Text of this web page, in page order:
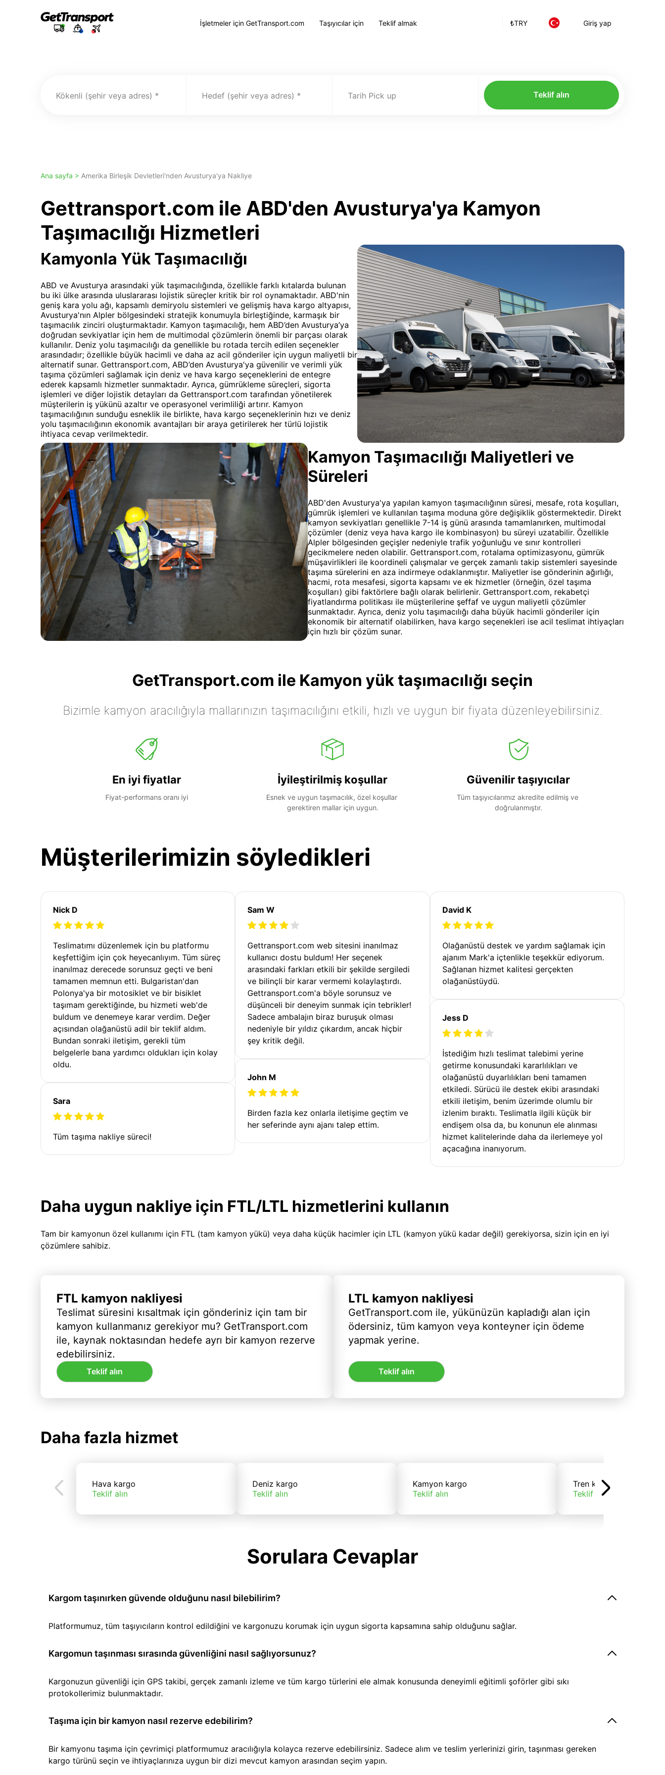
₺TRY Giriş yap
İşletmeler için GetTransport.com Taşıyıcılar için Teklif almak
Kökenli (şehir veya adres) Hedef (şehir veya adres) Tarih Pick up Teklif alın
Ana sayfa > Amerika Birleşik Devletleri'nden Avusturya'ya Nakliye
Gettransport.com ile ABD'den Avusturya'ya Kamyon
Taşımacılığı Hizmetleri
Kamyonla Yük Taşımacılığı
ABD ve Avusturya arasındaki yük taşımacılığında, özellikle farklı kıtalarda bulunan
bu iki ülke arasında uluslararası lojistik süreçler kritik bir rol oynamaktadır. ABD'nin
geniş kara yolu ağı, kapsamlı demiryolu sistemleri ve gelişmiş hava kargo altyapısı,
Avusturya'nın Alpler bölgesindeki stratejik konumuyla birleştiğinde, karmaşık bir
taşımacılık zinciri oluşturmaktadır. Kamyon taşımacılığı, hem ABD’den Avusturya’ya
doğrudan sevkiyatlar için hem de multimodal çözümlerin önemli bir parçası olarak
kullanılır. Deniz yolu taşımacılığı da genellikle bu rotada tercih edilen seçenekler
arasındadır; özellikle büyük hacimli ve daha az acil gönderiler için uygun maliyetli bir
alternatif sunar. Gettransport.com, ABD’den Avusturya'ya güvenilir ve verimli yük
taşıma çözümleri sağlamak için deniz ve hava kargo seçeneklerini de entegre
ederek kapsamlı hizmetler sunmaktadır. Ayrıca, gümrükleme süreçleri, sigorta
işlemleri ve diğer lojistik detayları da Gettransport.com tarafından yönetilerek
müşterilerin iş yükünü azaltır ve operasyonel verimliliği artırır. Kamyon
taşımacılığının sunduğu esneklik ile birlikte, hava kargo seçeneklerinin hızı ve deniz
yolu taşımacılığının ekonomik avantajları bir araya getirilerek her türlü lojistik
ihtiyaca cevap verilmektedir.
Kamyon Taşımacılığı Maliyetleri ve
Süreleri
ABD'den Avusturya'ya yapılan kamyon taşımacılığının süresi, mesafe, rota koşulları,
gümrük işlemleri ve kullanılan taşıma moduna göre değişiklik göstermektedir. Direkt
kamyon sevkiyatları genellikle 7-14 iş günü arasında tamamlanırken, multimodal
çözümler (deniz veya hava kargo ile kombinasyon) bu süreyi uzatabilir. Özellikle
Alpler bölgesinden geçişler nedeniyle trafik yoğunluğu ve sınır kontrolleri
gecikmelere neden olabilir. Gettransport.com, rotalama optimizasyonu, gümrük
müşavirlikleri ile koordineli çalışmalar ve gerçek zamanlı takip sistemleri sayesinde
taşıma sürelerini en aza indirmeye odaklanmıştır. Maliyetler ise gönderinin ağırlığı,
hacmi, rota mesafesi, sigorta kapsamı ve ek hizmetler (örneğin, özel taşıma
koşulları) gibi faktörlere bağlı olarak belirlenir. Gettransport.com, rekabetçi
fiyatlandırma politikası ile müşterilerine şeffaf ve uygun maliyetli çözümler
sunmaktadır. Ayrıca, deniz yolu taşımacılığı daha büyük hacimli gönderiler için
ekonomik bir alternatif olabilirken, hava kargo seçenekleri ise acil teslimat ihtiyaçları
için hızlı bir çözüm sunar.
GetTransport.com ile Kamyon yük taşımacılığı seçin
Bizimle kamyon aracılığıyla mallarınızın taşımacılığını etkili, hızlı ve uygun bir fiyata düzenleyebilirsiniz.
En iyi fiyatlar
Fiyat-performans oranı iyi
İyileştirilmiş koşullar
Esnek ve uygun taşımacılık, özel koşullar
gerektiren mallar için uygun.
Güvenilir taşıyıcılar
Tüm taşıyıcılarımız akredite edilmiş ve
doğrulanmıştır.
Müşterilerimizin söyledikleri
Nick D
Teslimatımı düzenlemek için bu platformu
keşfettiğim için çok heyecanlıyım. Tüm süreç
inanılmaz derecede sorunsuz geçti ve beni
tamamen memnun etti. Bulgaristan'dan
Polonya'ya bir motosiklet ve bir bisiklet
taşımam gerektiğinde, bu hizmeti web'de
buldum ve denemeye karar verdim. Değer
açısından olağanüstü adil bir teklif aldım.
Bundan sonraki iletişim, gerekli tüm
belgelerle bana yardımcı oldukları için kolay
oldu.
Sara
Tüm taşıma nakliye süreci!
Sam W
Gettransport.com web sitesini inanılmaz
kullanıcı dostu buldum! Her seçenek
arasındaki farkları etkili bir şekilde sergiledi
ve bilinçli bir karar vermemi kolaylaştırdı.
Gettransport.com'a böyle sorunsuz ve
düşünceli bir deneyim sunmak için tebrikler!
Sadece ambalajın biraz buruşuk olması
nedeniyle bir yıldız çıkardım, ancak hiçbir
şey kritik değil.
John M
Birden fazla kez onlarla iletişime geçtim ve
her seferinde aynı ajanı talep ettim.
David K
Olağanüstü destek ve yardım sağlamak için
ajanım Mark'a içtenlikle teşekkür ediyorum.
Sağlanan hizmet kalitesi gerçekten
olağanüstüydü.
Jess D
İstediğim hızlı teslimat talebimi yerine
getirme konusundaki kararlılıkları ve
olağanüstü duyarlılıkları beni tamamen
etkiledi. Sürücü ile destek ekibi arasındaki
etkili iletişim, benim üzerimde olumlu bir
izlenim bıraktı. Teslimatla ilgili küçük bir
endişem olsa da, bu konunun ele alınması
hizmet kalitelerinde daha da ilerlemeye yol
açacağına inanıyorum.
Daha uygun nakliye için FTL/LTL hizmetlerini kullanın
Tam bir kamyonun özel kullanımı için FTL (tam kamyon yükü) veya daha küçük hacimler için LTL (kamyon yükü kadar değil) gerekiyorsa, sizin için en iyi
çözümlere sahibiz.
FTL kamyon nakliyesi
Teslimat süresini kısaltmak için gönderiniz için tam bir
kamyon kullanmanız gerekiyor mu? GetTransport.com
ile, kaynak noktasından hedefe ayrı bir kamyon rezerve
edebilirsiniz.
Teklif alın
LTL kamyon nakliyesi
GetTransport.com ile, yükünüzün kapladığı alan için
ödersiniz, tüm kamyon veya konteyner için ödeme
yapmak yerine.
Teklif alın
Daha fazla hizmet
Hava kargo
Teklif alın
Deniz kargo
Teklif alın
Kamyon kargo
Teklif alın
Tren kargo
Teklif alın
Sorulara Cevaplar
Kargom taşınırken güvende olduğunu nasıl bilebilirim?
Platformumuz, tüm taşıyıcıların kontrol edildiğini ve kargonuzu korumak için uygun sigorta kapsamına sahip olduğunu sağlar.
Kargomun taşınması sırasında güvenliğini nasıl sağlıyorsunuz?
Kargonuzun güvenliği için GPS takibi, gerçek zamanlı izleme ve tüm kargo türlerini ele almak konusunda deneyimli eğitimli şoförler gibi sıkı
protokollerimiz bulunmaktadır.
Taşıma için bir kamyon nasıl rezerve edebilirim?
Bir kamyonu taşıma için çevrimiçi platformumuz aracılığıyla kolayca rezerve edebilirsiniz. Sadece alım ve teslim yerlerinizi girin, taşınması gereken
kargo türünü seçin ve ihtiyaçlarınıza uygun bir dizi mevcut kamyon arasından seçim yapın.